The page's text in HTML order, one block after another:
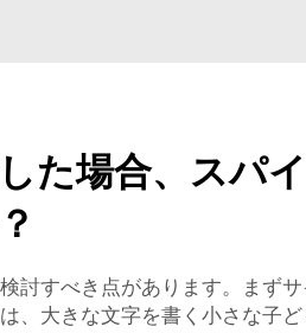
た場合、スパ
討すべき点があります。まず
、大きな文字を書く小さな子